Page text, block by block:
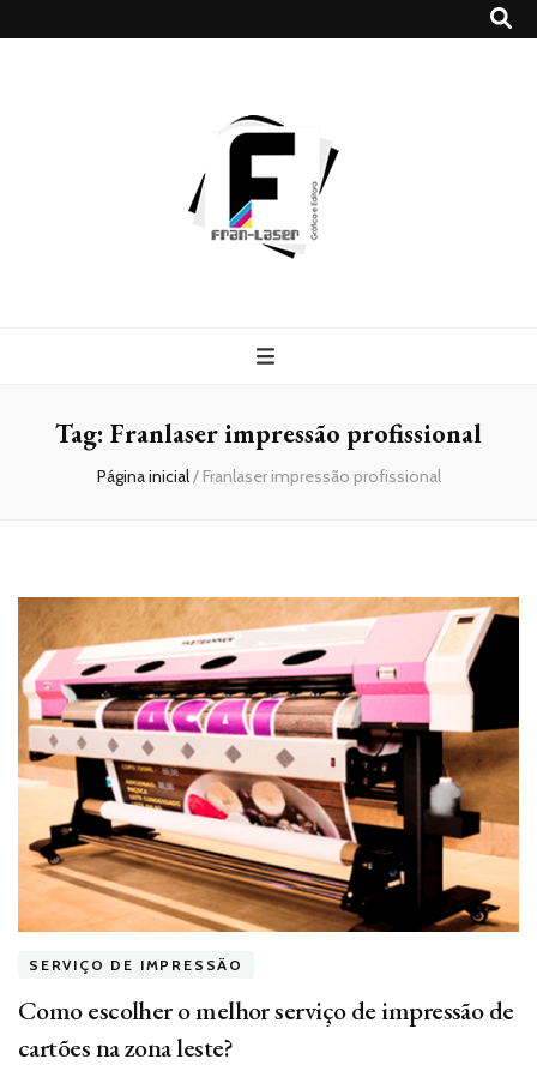
Tag: Franlaser impressão profissional
Página inicial/ Franlaser impressão profissional
SERVIÇO DE IMPRESSÃO
Como escolher o melhor serviço de impressão de
cartões na zona leste?